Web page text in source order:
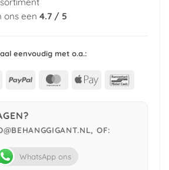
ons een 4.7 / 5
eenvoudig met o.a.:
PayPal MasterCard
Apple
OF:
WhatsApp ons